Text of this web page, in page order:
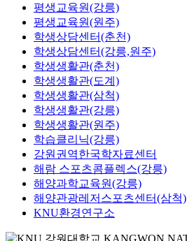
평생교육원(강릉)
평생교육원(원주)
학생상담센터(춘천)
학생상담센터(강릉,원주)
학생생활관(춘천)
학생생활관(도계)
학생생활관(삼척)
학생생활관(강릉)
학생생활관(원주)
학습클리닉(강릉)
강원권역한국학자료센터
해람 스포츠콤플렉스(강릉)
해양과학교육원(강릉)
해양관광레저스포츠센터(삼척)
KNU환경연구소